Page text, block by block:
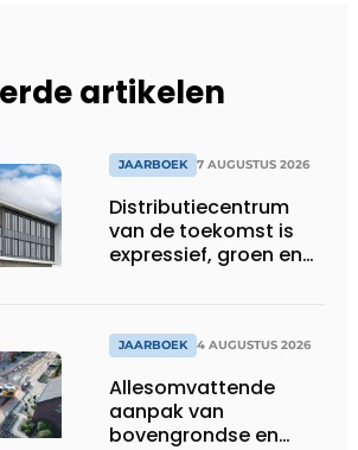
artikelen
JAARBOEK 7 AUGUSTUS 2026
Distributiecentrum
van de toekomst is
expressief, groen en
JAARBOEK 4 AUGUSTUS 2026
Allesomvattende
aanpak van
bovengrondse en